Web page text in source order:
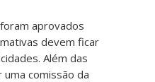
aprovados
devem ficar
Além das
comissão da